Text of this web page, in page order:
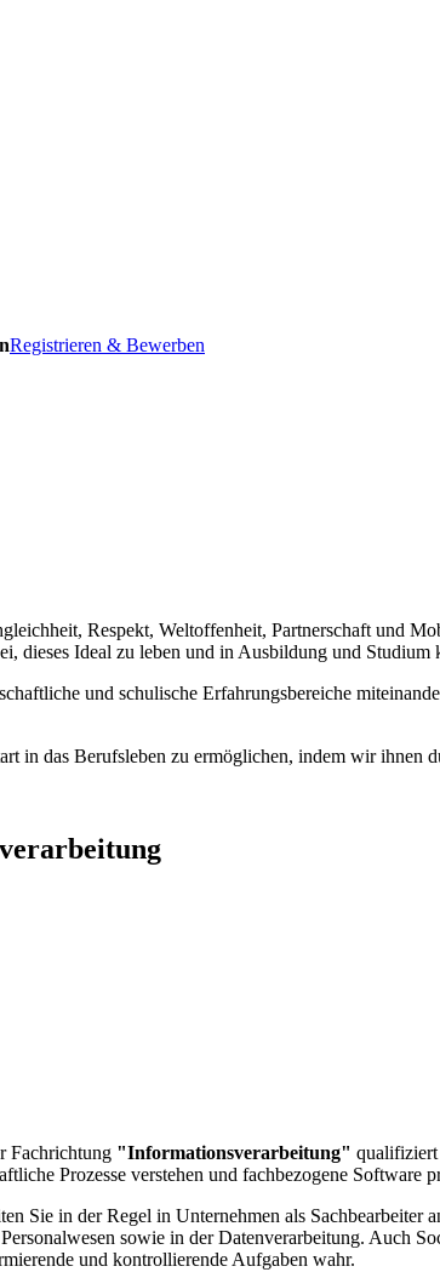
Registrieren & Bewerben
Respekt, Weltoffenheit, Partnerschaft und
dieses Ideal zu leben und in Ausbildung und
und schulische Erfahrungsbereiche
in das Berufsleben zu ermöglichen, indem wir ihnen
Fachrichtung "Informationsverarbeitung" qualifiziert
Prozesse verstehen und fachbezogene Software
Sie in der Regel in Unternehmen als
sowie in der Datenverarbeitung. Auch
und kontrollierende Aufgaben wahr.